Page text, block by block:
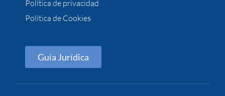
Política de privacidad
Política de Cookies
Guía Jurídica